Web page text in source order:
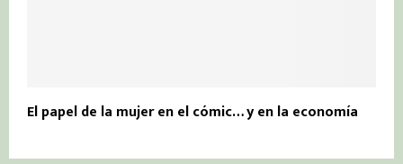
El papel de la mujer en el cómic… y en la economía